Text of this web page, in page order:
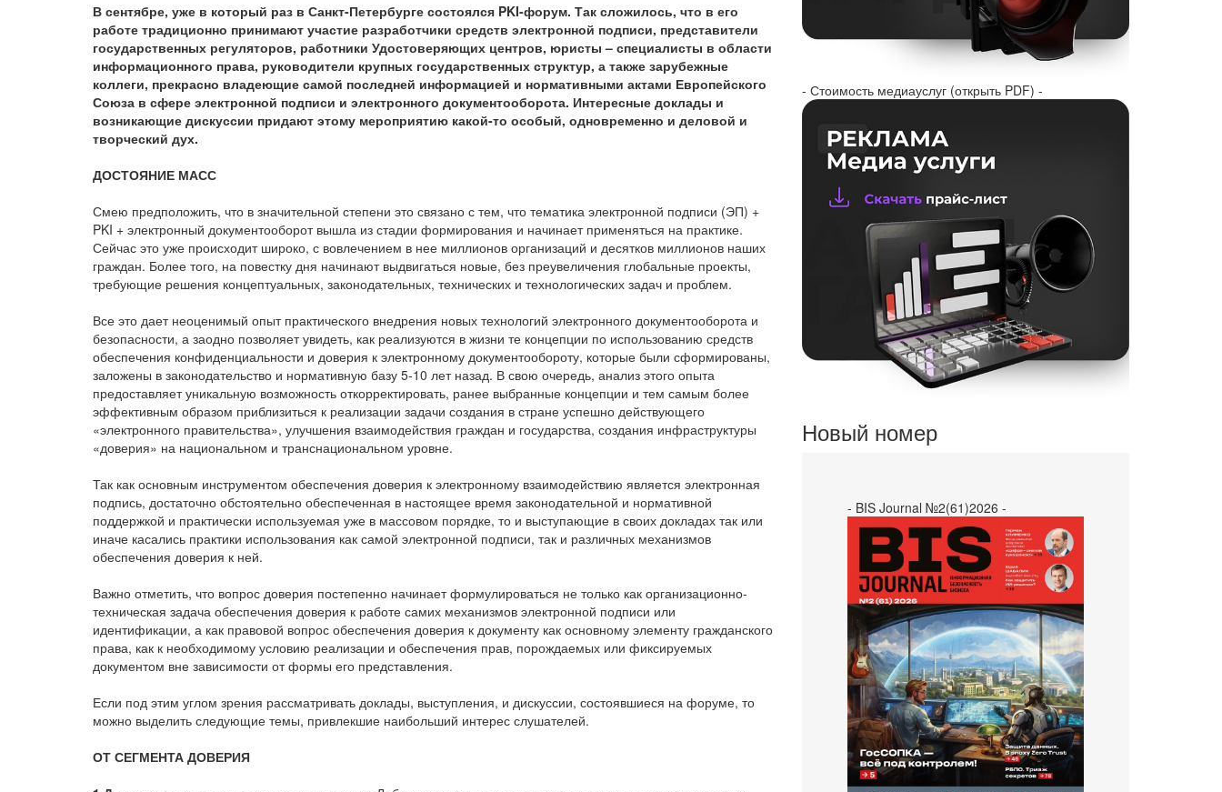
В сентябре, уже в который раз в Санкт-Петербурге состоялся PKI-форум. Так сложилось, что в его
работе традиционно принимают участие разработчики средств электронной подписи, представители
государственных регуляторов, работники Удостоверяющих центров, юристы – специалисты в области
информационного права, руководители крупных государственных структур, а также зарубежные
коллеги, прекрасно владеющие самой последней информацией и нормативными актами Европейского
Союза в сфере электронной подписи и электронного документооборота. Интересные доклады и
возникающие дискуссии придают этому мероприятию какой-то особый, одновременно и деловой и
творческий дух.
ДОСТОЯНИЕ МАСС
Смею предположить, что в значительной степени это связано с тем, что тематика электронной подписи (ЭП) +
PKI + электронный документооборот вышла из стадии формирования и начинает применяться на практике.
Сейчас это уже происходит широко, с вовлечением в нее миллионов организаций и десятков миллионов наших
граждан. Более того, на повестку дня начинают выдвигаться новые, без преувеличения глобальные проекты,
требующие решения концептуальных, законодательных, технических и технологических задач и проблем.
Все это дает неоценимый опыт практического внедрения новых технологий электронного документооборота и
безопасности, а заодно позволяет увидеть, как реализуются в жизни те концепции по использованию средств
обеспечения конфиденциальности и доверия к электронному документообороту, которые были сформированы,
заложены в законодательство и нормативную базу 5-10 лет назад. В свою очередь, анализ этого опыта
предоставляет уникальную возможность откорректировать, ранее выбранные концепции и тем самым более
эффективным образом приблизиться к реализации задачи создания в стране успешно действующего
«электронного правительства», улучшения взаимодействия граждан и государства, создания инфраструктуры
«доверия» на национальном и транснациональном уровне.
Так как основным инструментом обеспечения доверия к электронному взаимодействию является электронная
подпись, достаточно обстоятельно обеспеченная в настоящее время законодательной и нормативной
поддержкой и практически используемая уже в массовом порядке, то и выступающие в своих докладах так или
иначе касались практики использования как самой электронной подписи, так и различных механизмов
обеспечения доверия к ней.
Важно отметить, что вопрос доверия постепенно начинает формулироваться не только как организационно-
техническая задача обеспечения доверия к работе самих механизмов электронной подписи или
идентификации, а как правовой вопрос обеспечения доверия к документу как основному элементу гражданского
права, как к необходимому условию реализации и обеспечения прав, порождаемых или фиксируемых
документом вне зависимости от формы его представления.
Если под этим углом зрения рассматривать доклады, выступления, и дискуссии, состоявшиеся на форуме, то
можно выделить следующие темы, привлекшие наибольший интерес слушателей.
ОТ СЕГМЕНТА ДОВЕРИЯ
- Стоимость медиауслуг (открыть PDF) -
Новый номер
- BIS Journal №2(61)2026 -